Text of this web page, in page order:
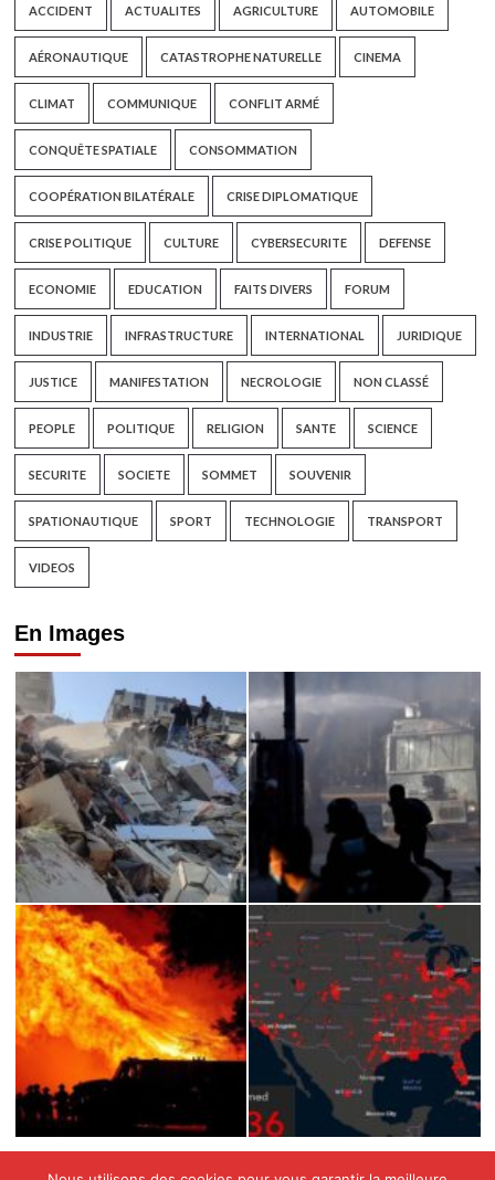
ACCIDENT ACTUALITES AGRICULTURE AUTOMOBILE
AÉRONAUTIQUE CATASTROPHE NATURELLE CINEMA
CLIMAT COMMUNIQUE CONFLIT ARMÉ
CONQUÊTE SPATIALE CONSOMMATION
COOPÉRATION BILATÉRALE CRISE DIPLOMATIQUE
CRISE POLITIQUE CULTURE CYBERSECURITE DEFENSE
ECONOMIE EDUCATION FAITS DIVERS FORUM
INDUSTRIE INFRASTRUCTURE INTERNATIONAL JURIDIQUE
JUSTICE MANIFESTATION NECROLOGIE NON CLASSÉ
PEOPLE POLITIQUE RELIGION SANTE SCIENCE
SECURITE SOCIETE SOMMET SOUVENIR
SPATIONAUTIQUE SPORT TECHNOLOGIE TRANSPORT
VIDEOS
En Images